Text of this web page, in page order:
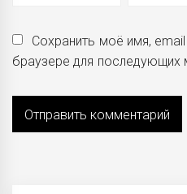
Сохранить моё имя,
браузере для последующих